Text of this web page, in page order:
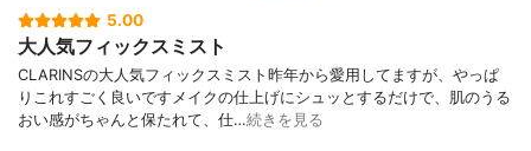
5.00
大人気フィックスミスト
CLARINSの大人気フィックスミスト昨年から愛用してますが、やっぱ
りこれすごく良いですメイクの仕上げにシュッとするだけで、肌のうる
おい感がちゃんと保たれて、仕…続きを見る